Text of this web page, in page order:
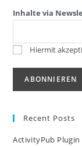
Inhalte via
Hiermit
Recent Posts
ActivityPub Plugin